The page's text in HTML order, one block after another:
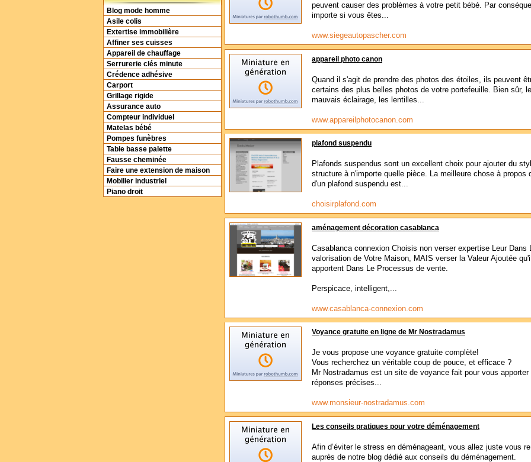
Blog mode homme
Asile colis
Extertise immobilière
Affiner ses cuisses
Appareil de chauffage
Serrurerie clés minute
Crédence adhésive
Carport
Grillage rigide
Assurance auto
Compteur individuel
Matelas bébé
Pompes funèbres
Table basse palette
Fausse cheminée
Faire une extension de maison
Mobilier industriel
Piano droit
peuvent causer des problèmes à votre petit bébé. Par
importe si vous êtes...
www.siegeautopascher.com
appareil photo canon
Quand il s'agit de prendre des photos des étoiles, ils peuvent
certains des plus belles photos de votre portefeuille. Bien sûr,
mauvais éclairage, les lentilles...
www.appareilphotocanon.com
plafond suspendu
Plafonds suspendus sont un excellent choix pour ajouter du
structure à n'importe quelle pièce. La meilleure chose à propos
d'un plafond suspendu est...
choisirplafond.com
aménagement décoration casablanca
Casablanca connexion Choisis non verser expertise Leur Dans
valorisation de Votre Maison, MAIS verser la Valeur Ajoutée
apportent Dans Le Processus de vente.
Perspicace, intelligent,...
www.casablanca-connexion.com
Voyance gratuite en ligne de Mr Nostradamus
Je vous propose une voyance gratuite complète!
Vous recherchez un véritable coup de pouce, et efficace ?
Mr Nostradamus est un site de voyance fait pour vous apporter
réponses précises...
www.monsieur-nostradamus.com
Les conseils pratiques pour votre déménagement
Afin d’éviter le stress en déménageant, vous allez juste vous
auprès de notre blog dédié aux conseils du déménagement.